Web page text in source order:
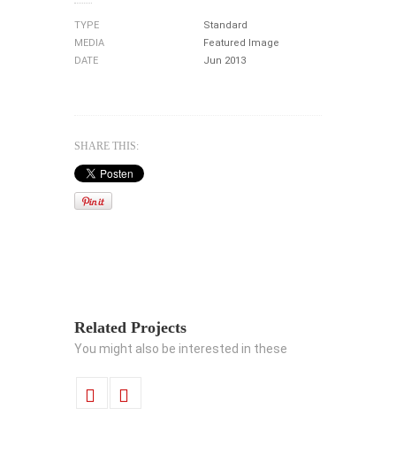
TYPE
MEDIA
DATE
Standard
Featured Image
Jun 2013
SHARE THIS:
Related Projects
You might also be interested in these